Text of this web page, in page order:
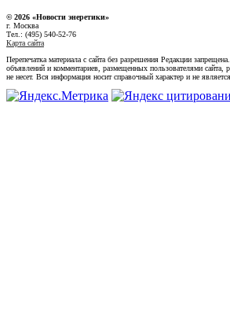
© 2026 «Новости энеретики»
г. Москва
Тел.: (495) 540-52-76
Карта сайта
Перепечатка материала с сайта без разрешения Редакции
объявлений и комментариев, размещенных пользователями сайта,
не несет. Вся информация носит справочный характер и не